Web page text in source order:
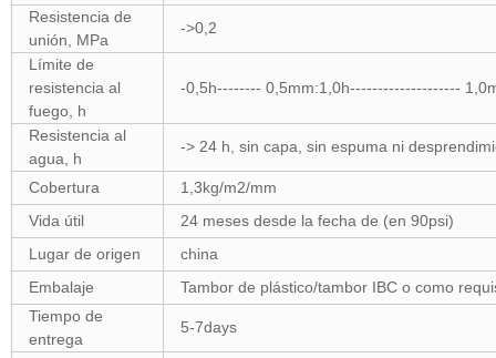
Resistencia de
unión, MPa
->0,2
Límite de
resistencia al
fuego, h
-0,5h-------- 0,5mm:1,0h--------------------
Resistencia al
agua, h
-> 24 h, sin capa, sin espuma ni
Cobertura
1,3kg/m2/mm
Vida útil
24 meses desde la fecha de (en 90psi)
Lugar de origen
china
Embalaje
Tambor de plástico/tambor IBC o como
Tiempo de
entrega
5-7days